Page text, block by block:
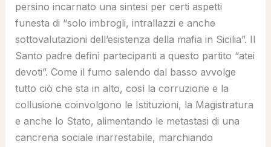
persino incarnato una sintesi per certi aspetti
funesta di “solo imbrogli, intrallazzi e anche
sottovalutazioni dell’esistenza della mafia in Sicilia”. Il
Santo padre definì partecipanti a questo partito “atei
devoti”. Come il fumo salendo dal basso avvolge
tutto ciò che sta in alto, così la corruzione e la
collusione coinvolgono le Istituzioni, la Magistratura
e anche lo Stato, alimentando le metastasi di una
cancrena sociale inarrestabile, marchiando